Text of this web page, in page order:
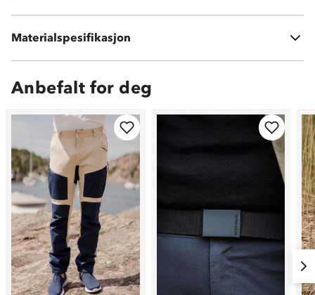
Materialspesifikasjon
Kontrastfelt: 92 % polyester 8 % spandex
Anbefalt for deg